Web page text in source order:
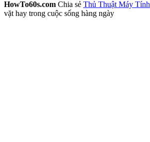
HowTo60s.com Chia sẻ Thủ Thuật Máy Tính
vặt hay trong cuộc sống hàng ngày